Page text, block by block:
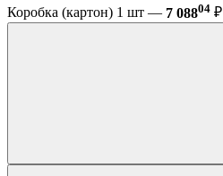
Коробка (картон) 1 шт — 7 08804 ₽